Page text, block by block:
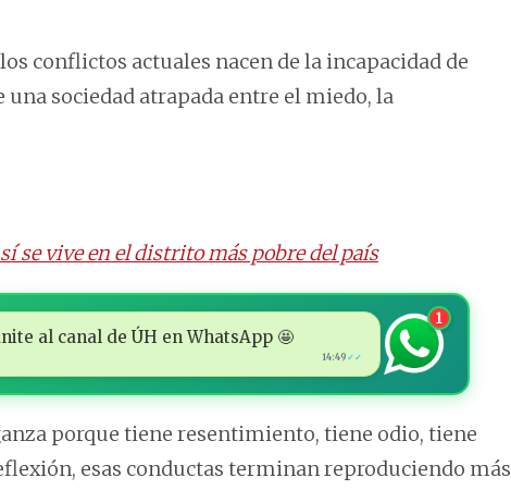
conflictos actuales nacen de la incapacidad de
sociedad atrapada entre el miedo, la
se vive en el distrito más pobre del país
al canal de ÚH en WhatsApp 🤩
14:49 ✓✓
1
porque tiene resentimiento, tiene odio, tiene
esas conductas terminan reproduciendo más